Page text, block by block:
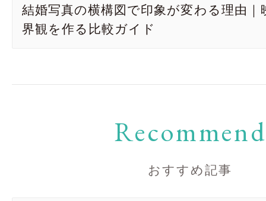
結婚写真の横構図で印象が変わる理由
界観を作る比較ガイド
Recommend
おすすめ記事